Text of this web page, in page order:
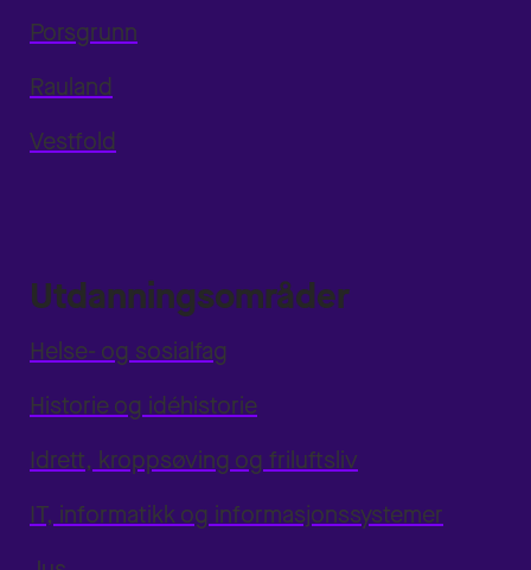
Porsgrunn
Rauland
Vestfold
Utdanningsområder
Helse- og sosialfag
Historie og idéhistorie
Idrett, kroppsøving og friluftsliv
IT, informatikk og informasjonssystemer